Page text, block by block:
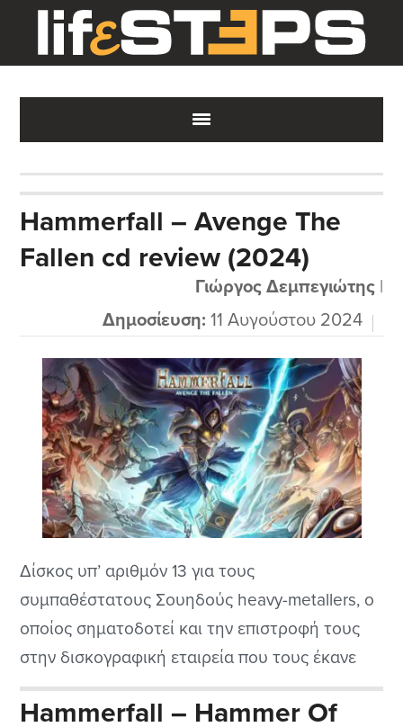
main
content
primary
sidebar
footer
Hammerfall – Avenge The
Fallen cd review (2024)
Γιώργος Δεμπεγιώτης|
Δημοσίευση: 11 Αυγούστου 2024
Δίσκος υπ’ αριθμόν 13 για τους
συμπαθέστατους Σουηδούς heavy-metallers, ο
οποίος σηματοδοτεί και την επιστροφή τους
στην δισκογραφική εταιρεία που τους έκανε
διάσημους, ήτοι τη Nuclear Blast, μετά από ένα
«διάλειμμα» τριών δίσκων στη Napalm. Λίγο-
Hammerfall – Hammer Of